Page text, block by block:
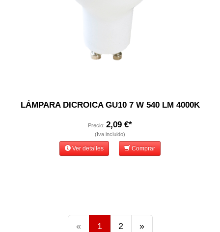
LÁMPARA DICROICA GU10 7 W 540 LM 4000K
Precio: 2,09 €*
(Iva incluido)
Ver detalles Comprar
« 1 2 »